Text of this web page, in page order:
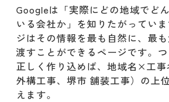
▼ 外構工事の場合
▼ 舗装工事の場合
▼ 造成工事の場合
施工実績の更新頻度と
Googleは「実際にどの地域でど
いる会社か」を知りたがってい
ジはその情報を最も自然に、最
渡すことができるページです。
正しく作り込めば、地域名×工
外構工事、堺市 舗装工事）の上
えます。